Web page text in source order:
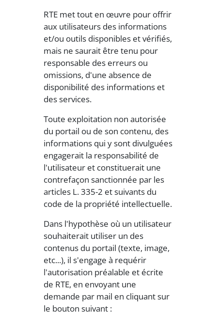
RTE met tout en œuvre pour offrir
aux utilisateurs des informations
et/ou outils disponibles et vérifiés,
mais ne saurait être tenu pour
responsable des erreurs ou
omissions, d'une absence de
disponibilité des informations et
des services.
Toute exploitation non autorisée
du portail ou de son contenu, des
informations qui y sont divulguées
engagerait la responsabilité de
l'utilisateur et constituerait une
contrefaçon sanctionnée par les
articles L. 335-2 et suivants du
code de la propriété intellectuelle.
Dans l'hypothèse où un utilisateur
souhaiterait utiliser un des
contenus du portail (texte, image,
etc...), il s'engage à requérir
l'autorisation préalable et écrite
de RTE, en envoyant une
demande par mail en cliquant sur
le bouton suivant :